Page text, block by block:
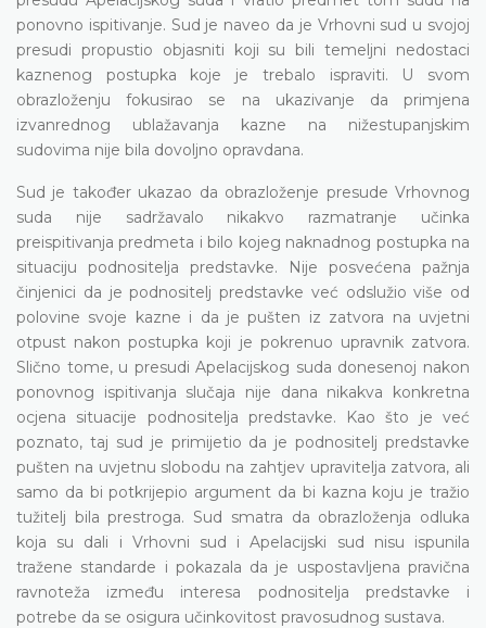
ponovno ispitivanje. Sud je naveo da je Vrhovni sud u svojoj
presudi propustio objasniti koji su bili temeljni nedostaci
kaznenog postupka koje je trebalo ispraviti. U svom
obrazloženju fokusirao se na ukazivanje da primjena
izvanrednog ublažavanja kazne na nižestupanjskim
sudovima nije bila dovoljno opravdana.
Sud je također ukazao da obrazloženje presude Vrhovnog
suda nije sadržavalo nikakvo razmatranje učinka
preispitivanja predmeta i bilo kojeg naknadnog postupka na
situaciju podnositelja predstavke. Nije posvećena pažnja
činjenici da je podnositelj predstavke već odslužio više od
polovine svoje kazne i da je pušten iz zatvora na uvjetni
otpust nakon postupka koji je pokrenuo upravnik zatvora.
Slično tome, u presudi Apelacijskog suda donesenoj nakon
ponovnog ispitivanja slučaja nije dana nikakva konkretna
ocjena situacije podnositelja predstavke. Kao što je već
poznato, taj sud je primijetio da je podnositelj predstavke
pušten na uvjetnu slobodu na zahtjev upravitelja zatvora, ali
samo da bi potkrijepio argument da bi kazna koju je tražio
tužitelj bila prestroga. Sud smatra da obrazloženja odluka
koja su dali i Vrhovni sud i Apelacijski sud nisu ispunila
tražene standarde i pokazala da je uspostavljena pravična
ravnoteža između interesa podnositelja predstavke i
potrebe da se osigura učinkovitost pravosudnog sustava.